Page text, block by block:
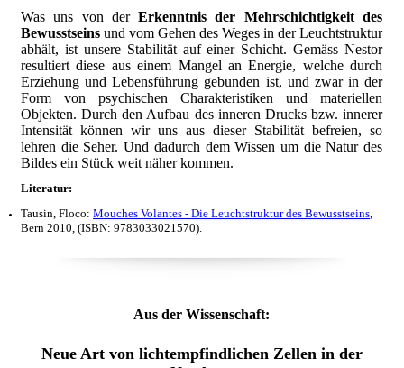
Was uns von derErkenntnis der Mehrschichtigkeit des
Bewusstseins und vom Gehen des Weges in der Leuchtstruktur
abhält, ist unsere Stabilität auf einer Schicht. Gemäss Nestor
resultiert diese aus einem Mangel an Energie, welche durch
Erziehung und Lebensführung gebunden ist, und zwar in der
Form von psychischen Charakteristiken und materiellen
Objekten. Durch den Aufbau des inneren Drucks bzw. innerer
Intensität können wir uns aus dieser Stabilität befreien, so
lehren die Seher. Und dadurch dem Wissen um die Natur des
Bildes ein Stück weit näher kommen.
Literatur:
Tausin, Floco: Mouches Volantes - Die Leuchtstruktur des Bewusstseins
Bern 2010, (ISBN: 9783033021570).
Aus der Wissenschaft:
Neue Art von lichtempfindlichen Zellen in der